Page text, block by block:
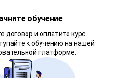
обучение
договор и оплатите курс.
к обучению на нашей
платформе.